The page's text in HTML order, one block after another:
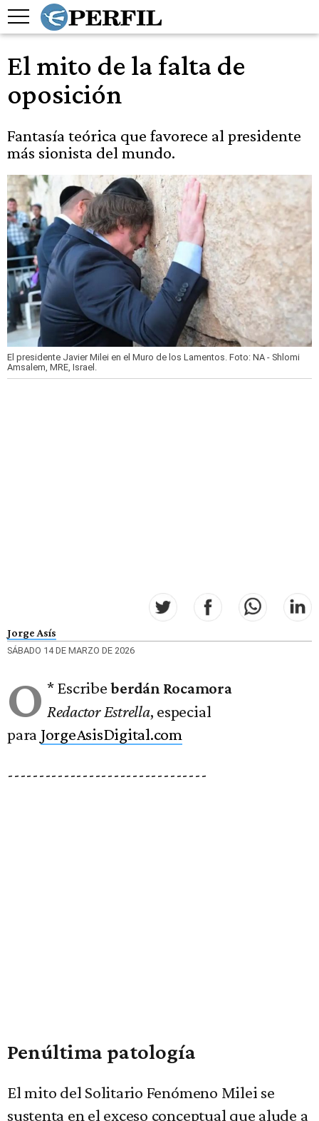
El mito de la falta de
oposición
Fantasía teórica que favorece al presidente
más sionista del mundo.
El presidente Javier Milei en el Muro de los Lamentos. Foto: NA - Shlomi
Amsalem, MRE, Israel.
Jorge Asís
SÁBADO 14 DE MARZO DE 2026
* Escribe
O berdán Rocamora
Redactor Estrella, especial
para JorgeAsisDigital.com
--------------------------------
Penúltima patología
El mito del Solitario Fenómeno Milei se
sustenta en el exceso conceptual que alude a